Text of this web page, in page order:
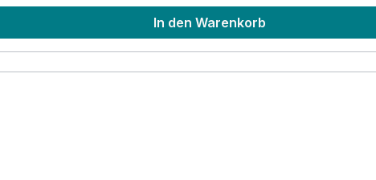
In den Warenkorb